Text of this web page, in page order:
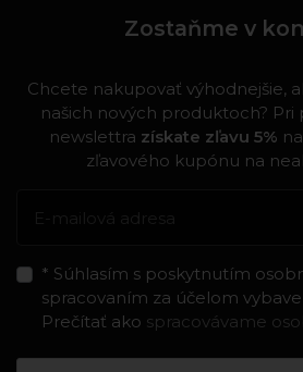
Zostaňme v
Chcete nakupovať výhodnejšie,
našich nových produktoch? Pri
newslettra získate zľavu 5%
zľavového kupónu na
* Súhlasím s poskytnutím
spracovaním za účelom
Prečítať ako spracovávame